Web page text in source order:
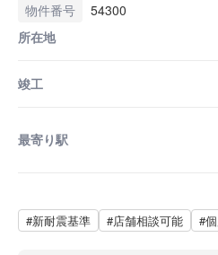
物件番号
54300
所在地
竣工
最寄り駅
#新耐震基準 #店舗相談可能 #